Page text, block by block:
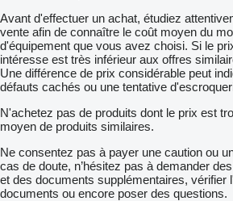
Avant d'effectuer un achat, étudiez
vente afin de connaître le coût moyen du
d'équipement que vous avez choisi. Si le
intéresse est très inférieur aux offres
Une différence de prix considérable peut
défauts cachés ou une tentative
N'achetez pas de produits dont le prix est
moyen de produits similaires.
Ne consentez pas à payer une caution ou
cas de doute, n’hésitez pas à demander
et des documents supplémentaires, vérifier
documents ou encore poser des questions.